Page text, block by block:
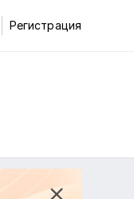
Регистрация